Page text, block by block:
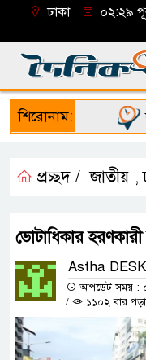
ঢাকা
০২:২৯
শিরোনাম:
প্রচ্ছদ / জাতীয় ,
ভোটাধিকার
Astha DESK
আপডেট সময় :
/
১১০২ বার